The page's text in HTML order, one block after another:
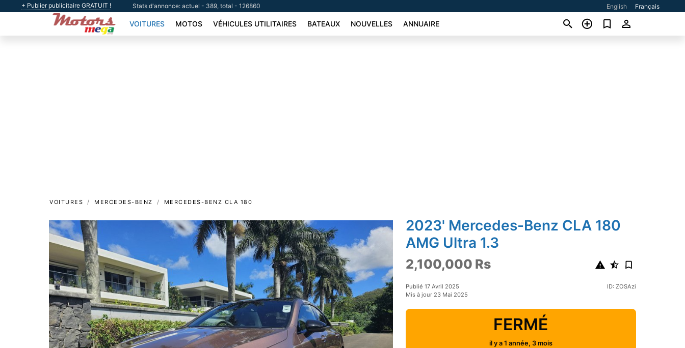
+ Publier publicitaire GRATUIT ! Stats d'annonce: actuel - 389, total - 126860 English Français
VOITURES MOTOS VÉHICULES UTILITAIRES BATEAUX NOUVELLES ANNUAIRE
VOITURES MERCEDES-BENZ MERCEDES-BENZ CLA 180
2023' Mercedes-Benz CLA 180
AMG Ultra 1.3
2,100,000 Rs
Publié 17 Avril 2025
Mis à jour 23 Mai 2025
ID: ZOSAzi
FERMÉ
il y a 1 année, 3 mois